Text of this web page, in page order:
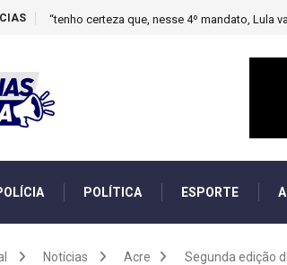
Novo boletim indica El Niño ‘muito forte’
POLÍTICA ESPORTE
Notícias Acre Segunda edição